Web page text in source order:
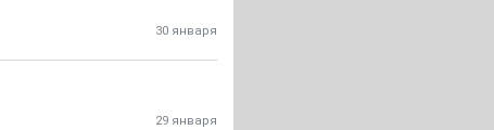
30 января
29 января